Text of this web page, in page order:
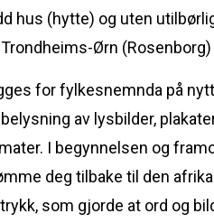
hus (hytte) og uten
Ørn
for fylkesnemnda på
av lysbilder,
I begynnelsen og
deg tilbake til den
som gjorde at ord og